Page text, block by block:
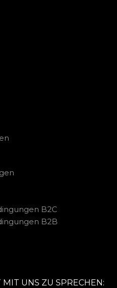
B2C
B2B
UNS ZU SPRECHEN: